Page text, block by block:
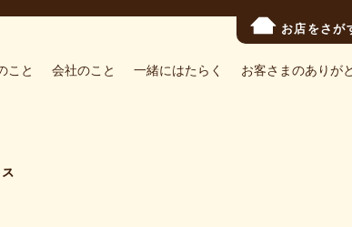
お店をさが
こと 会社のこと 一緒にはたらく お客さまのありが